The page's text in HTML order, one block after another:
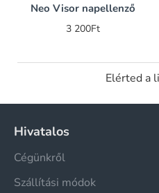
Neo Visor napellenző
3 200Ft
Elérted a
Hivatalos
Cégünkről
Szállítási módok